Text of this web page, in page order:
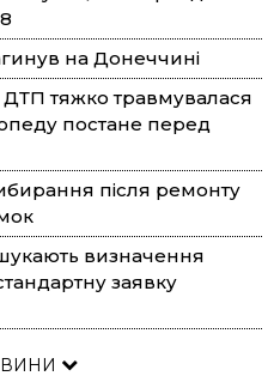
на Донеччині
ДТП тяжко травмувалася
постане перед
після ремонту
визначення
заявку